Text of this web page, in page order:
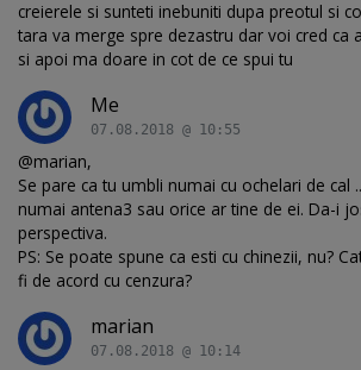
creierele si sunteti inebuniti dupa preotul si
tara va merge spre dezastru dar voi cred ca
si apoi ma doare in cot de ce spui tu
Me
07.08.2018 @ 10:55
@marian,
Se pare ca tu umbli numai cu ochelari de cal
numai antena3 sau orice ar tine de ei. Da-i
perspectiva.
PS: Se poate spune ca esti cu chinezii, nu?
fi de acord cu cenzura?
marian
07.08.2018 @ 10:14